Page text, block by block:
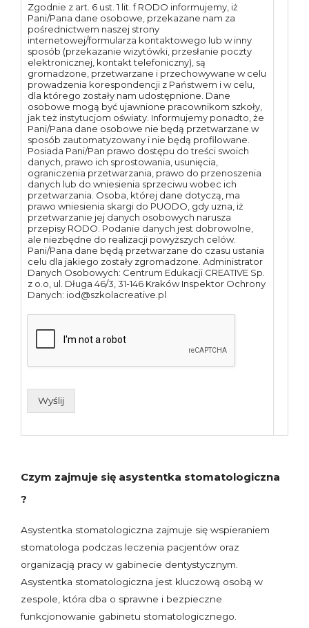
Zgodnie z art. 6 ust. 1 lit. f RODO informujemy, iż
Pani/Pana dane osobowe, przekazane nam za
pośrednictwem naszej strony
internetowej/formularza kontaktowego lub w inny
sposób (przekazanie wizytówki, przesłanie poczty
elektronicznej, kontakt telefoniczny), są
gromadzone, przetwarzane i przechowywane w celu
prowadzenia korespondencji z Państwem i w celu,
dla którego zostały nam udostępnione. Dane
osobowe mogą być ujawnione pracownikom szkoły,
jak też instytucjom oświaty. Informujemy ponadto, że
Pani/Pana dane osobowe nie będą przetwarzane w
sposób zautomatyzowany i nie będą profilowane.
Posiada Pani/Pan prawo dostępu do treści swoich
danych, prawo ich sprostowania, usunięcia,
ograniczenia przetwarzania, prawo do przenoszenia
danych lub do wniesienia sprzeciwu wobec ich
przetwarzania. Osoba, której dane dotyczą, ma
prawo wniesienia skargi do PUODO, gdy uzna, iż
przetwarzanie jej danych osobowych narusza
przepisy RODO. Podanie danych jest dobrowolne,
ale niezbędne do realizacji powyższych celów.
Pani/Pana dane będą przetwarzane do czasu ustania
celu dla jakiego zostały zgromadzone. Administrator
Danych Osobowych: Centrum Edukacji CREATIVE Sp.
z o.o, ul. Długa 46/3, 31-146 Kraków Inspektor Ochrony
Danych: iod@szkolacreative.pl
Wyślij
Czym zajmuje się asystentka stomatologiczna
?
Asystentka stomatologiczna zajmuje się wspieraniem
stomatologa podczas leczenia pacjentów oraz
organizacją pracy w gabinecie dentystycznym.
Asystentka stomatologiczna jest kluczową osobą w
zespole, która dba o sprawne i bezpieczne
funkcjonowanie gabinetu stomatologicznego.